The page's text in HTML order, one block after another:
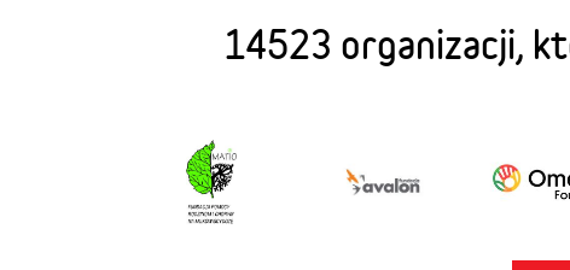
14523 organizacji,